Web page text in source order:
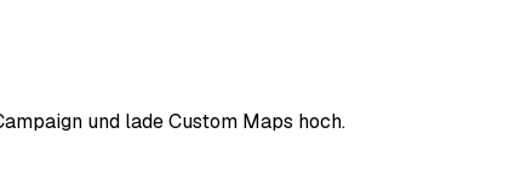
und lade Custom Maps hoch.